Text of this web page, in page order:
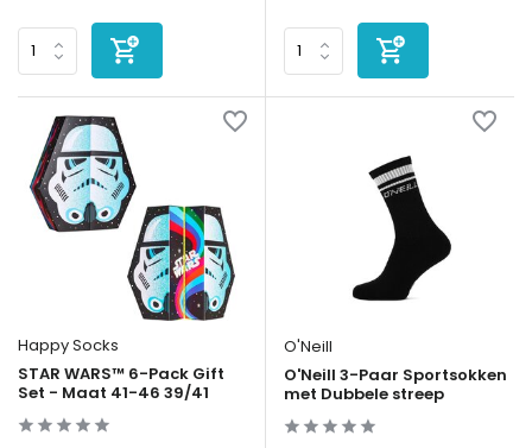
Happy Socks
STAR WARS™ 6-Pack Gift
Set - Maat 41-46 39/41
O'Neill
O'Neill 3-Paar Sportsokken
met Dubbele streep